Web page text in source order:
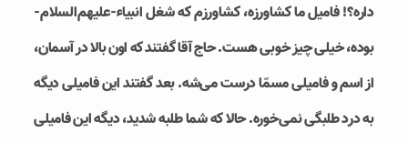
داره؟! فامیل ما کشاورزه، کشاورزم که شغل انبیاء-علیهم‌السلام-
بوده، خیلی چیز خوبی هست. حاج آقا گفتند که اون بالا در آسمان،
از اسم و فامیلی مسمّا درست می‌شه. بعد گفتند این فامیلی دیگه
به درد طلبگی نمی‌خوره. حالا که شما طلبه شدید، دیگه این فامیلی